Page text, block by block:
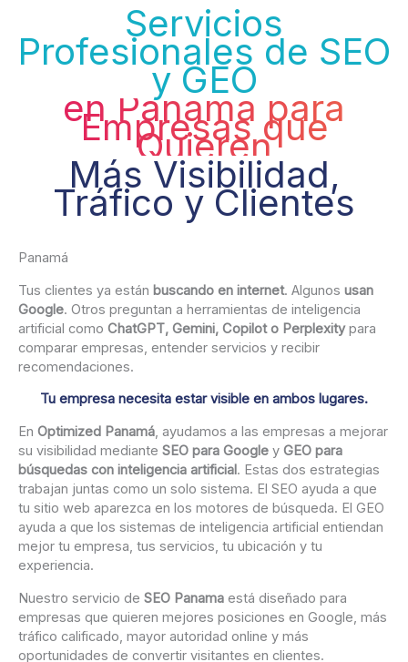
Servicios
Profesionales de SEO
y GEO
en Panamá para
Empresas que
Quieren
Más Visibilidad,
Tráfico y Clientes
Panamá
Tus clientes ya están buscando en internet. Algunos usan
Google. Otros preguntan a herramientas de inteligencia
artificial como ChatGPT, Gemini, Copilot o Perplexitypara
comparar empresas, entender servicios y recibir
recomendaciones.
Tu empresa necesita estar visible en ambos lugares.
En Optimized Panamá, ayudamos a las empresas a mejorar
su visibilidad mediante SEO para Google y GEO para
búsquedas con inteligencia artificial. Estas dos estrategias
trabajan juntas como un solo sistema. El SEO ayuda a que
tu sitio web aparezca en los motores de búsqueda. El GEO
ayuda a que los sistemas de inteligencia artificial entiendan
mejor tu empresa, tus servicios, tu ubicación y tu
experiencia.
Nuestro servicio de SEO Panama está diseñado para
empresas que quieren mejores posiciones en Google, más
tráfico calificado, mayor autoridad online y más
oportunidades de convertir visitantes en clientes.